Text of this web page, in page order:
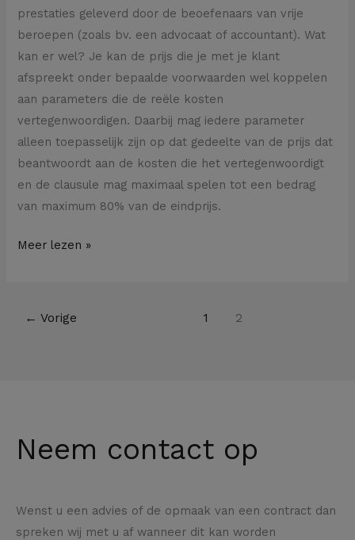
prestaties geleverd door de beoefenaars van vrije
beroepen (zoals bv. een advocaat of accountant). Wat
kan er wel? Je kan de prijs die je met je klant
afspreekt onder bepaalde voorwaarden wel koppelen
aan parameters die de reële kosten
vertegenwoordigen. Daarbij mag iedere parameter
alleen toepasselijk zijn op dat gedeelte van de prijs dat
beantwoordt aan de kosten die het vertegenwoordigt
en de clausule mag maximaal spelen tot een bedrag
van maximum 80% van de eindprijs.
Meer lezen »
← Vorige 1 2
Neem contact op
Wenst u een advies of de opmaak van een contract dan
spreken wij met u af wanneer dit kan worden